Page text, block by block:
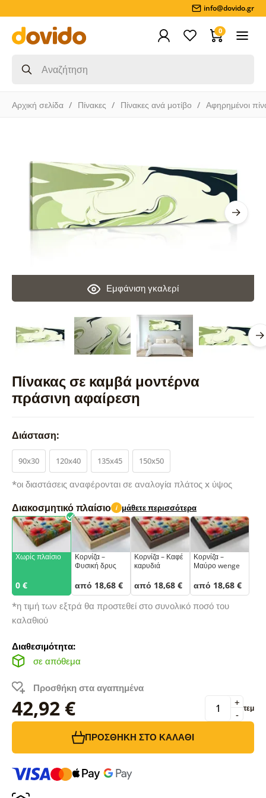
info@dovido.gr
0
Αρχική σελίδα Πίνακες Πίνακες ανά μοτίβο Αφηρημένοι
Πίνακας σε καμβά μοντέρνα
πράσινη αφαίρεση
Εμφάνιση γκαλερί
Διάσταση:
90x30 120x40 135x45 150x50
*οι διαστάσεις αναφέρονται σε αναλογία πλάτος x ύψος
Διακοσμητικό πλαίσιο i μάθετε περισσότερα
Χωρίς πλαίσιο
0 €
Κορνίζα –
Φυσική δρυς
από 18,68 €
Κορνίζα – Καφέ
καρυδιά
από 18,68 €
Κορνίζα –
Μαύρο wenge
από 18,68 €
*η τιμή των εξτρά θα προστεθεί στο συνολικό ποσό του
καλαθιού
Διαθεσιμότητα:
σε απόθεμα
Προσθήκη στα αγαπημένα
42,92 € -
+ τεμ
ΠΡΟΣΘΉΚΗ ΣΤΟ ΚΑΛΆΘΙ